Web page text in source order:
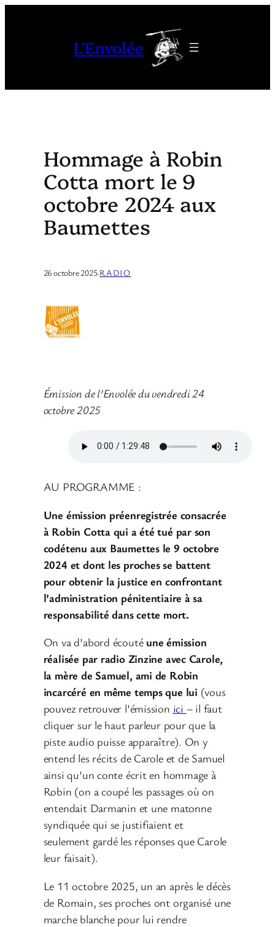
L'Envolée
Hommage à Robin
Cotta mort le 9
octobre 2024 aux
Baumettes
26 octobre 2025·RADIO
Émission de l’Envolée du vendredi 24
octobre 2025
AU PROGRAMME :
Une émission préenregistrée consacrée
à Robin Cotta qui a été tué par son
codétenu aux Baumettes le 9 octobre
2024 et dont les proches se battent
pour obtenir la justice en confrontant
l’administration pénitentiaire à sa
responsabilité dans cette mort.
On va d’abord écoutéune émission
réalisée par radio Zinzine avec Carole,
la mère de Samuel, ami de Robin
incarcéré en même temps que lui (vous
pouvez retrouver l’émission ici – il faut
cliquer sur le haut parleur pour que la
piste audio puisse apparaître). On y
entend les récits de Carole et de Samuel
ainsi qu’un conte écrit en hommage à
Robin (on a coupé les passages où on
entendait Darmanin et une matonne
syndiquée qui se justifiaient et
seulement gardé les réponses que Carole
leur faisait).
Le 11 octobre 2025, un an après le décès
de Romain, ses proches ont organisé une
marche blanche pour lui rendre